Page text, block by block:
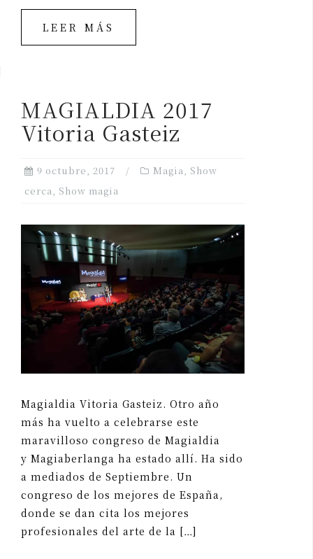
LEER MÁS
MAGIALDIA 2017
Vitoria Gasteiz
9 octubre, 2017 Magia
Show
cerca
Show magia
Magialdia Vitoria Gasteiz. Otro año
más ha vuelto a celebrarse este
maravilloso congreso de Magialdia
y Magiaberlanga ha estado allí. Ha sido
a mediados de Septiembre. Un
congreso de los mejores de España,
donde se dan cita los mejores
profesionales del arte de la […]